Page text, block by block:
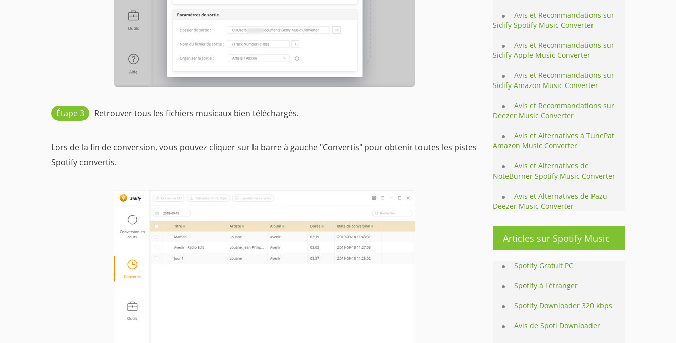
Étape 3 Retrouver tous les fichiers musicaux bien téléchargés.
Lors de la fin de conversion, vous pouvez cliquer sur la barre à gauche "Convertis" pour obtenir toutes les pistes
Spotify convertis.
Avis et Recommandations sur
Sidify Spotify Music Converter
Avis et Recommandations sur
Sidify Apple Music Converter
Avis et Recommandations sur
Sidify Amazon Music Converter
Avis et Recommandations sur
Deezer Music Converter
Avis et Alternatives à TunePat
Amazon Music Converter
Avis et Alternatives de
NoteBurner Spotify Music Converter
Avis et Alternatives de Pazu
Deezer Music Converter
Articles sur Spotify Music
Spotify Gratuit PC
Spotify à l'étranger
Spotify Downloader 320 kbps
Avis de Spoti Downloader